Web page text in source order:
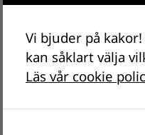
Vi bjuder på
kan såklart välja
Läs vår cookie